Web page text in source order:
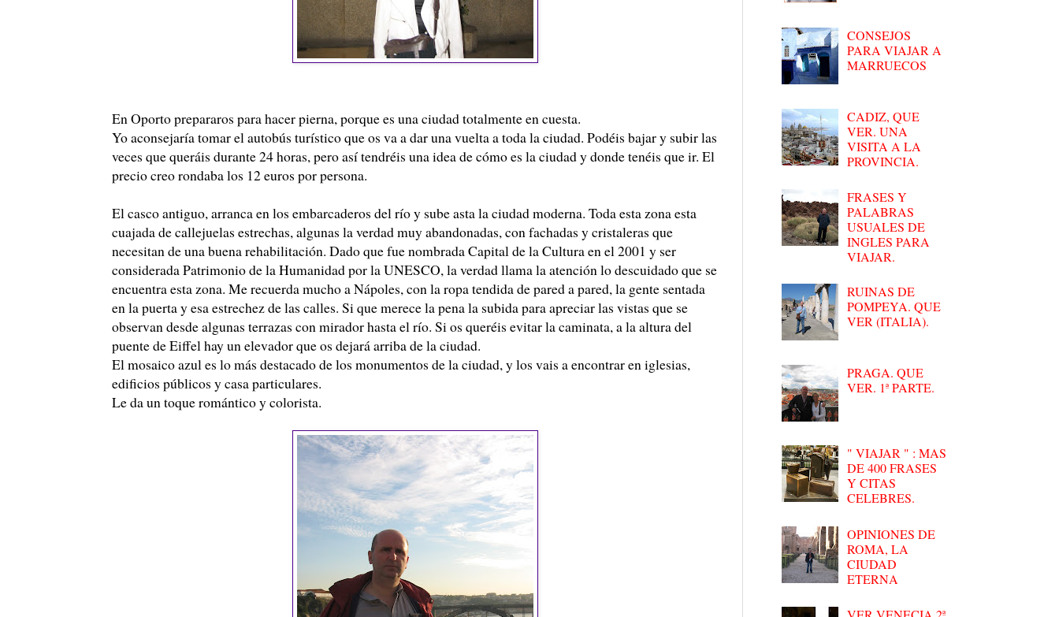
En Oporto prepararos para hacer pierna, porque es una ciudad totalmente en cuesta.
Yo aconsejaría tomar el autobús turístico que os va a dar una vuelta a toda la ciudad. Podéis bajar y subir las
veces que queráis durante 24 horas, pero así tendréis una idea de cómo es la ciudad y donde tenéis que ir. El
precio creo rondaba los 12 euros por persona.
El casco antiguo, arranca en los embarcaderos del río y sube asta la ciudad moderna. Toda esta zona esta
cuajada de callejuelas estrechas, algunas la verdad muy abandonadas, con fachadas y cristaleras que
necesitan de una buena rehabilitación. Dado que fue nombrada Capital de la Cultura en el 2001 y ser
considerada Patrimonio de la Humanidad por la UNESCO, la verdad llama la atención lo descuidado que se
encuentra esta zona. Me recuerda mucho a Nápoles, con la ropa tendida de pared a pared, la gente sentada
en la puerta y esa estrechez de las calles. Si que merece la pena la subida para apreciar las vistas que se
observan desde algunas terrazas con mirador hasta el río. Si os queréis evitar la caminata, a la altura del
puente de Eiffel hay un elevador que os dejará arriba de la ciudad.
El mosaico azul es lo más destacado de los monumentos de la ciudad, y los vais a encontrar en iglesias,
edificios públicos y casa particulares.
Le da un toque romántico y colorista.
CONSEJOS
PARA VIAJAR A
MARRUECOS
CADIZ, QUE
VER. UNA
VISITA A LA
PROVINCIA.
FRASES Y
PALABRAS
USUALES DE
INGLES PARA
VIAJAR.
RUINAS DE
POMPEYA. QUE
VER (ITALIA).
PRAGA. QUE
VER. 1ª PARTE.
" VIAJAR " : MAS
DE 400 FRASES
Y CITAS
CELEBRES.
OPINIONES DE
ROMA, LA
CIUDAD
ETERNA